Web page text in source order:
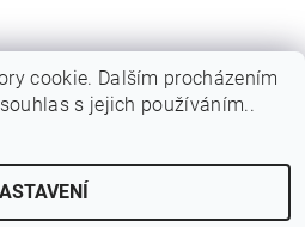
cookie. Dalším procházením
s jejich používáním..